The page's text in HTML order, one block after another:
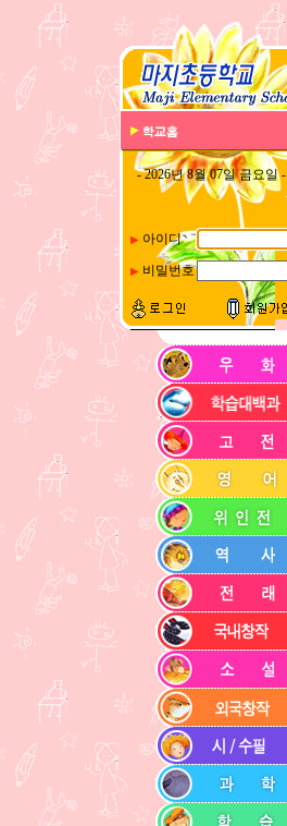
- 2026년 8월 07일 금요일 -
▶ 아이디
▶ 비밀번호